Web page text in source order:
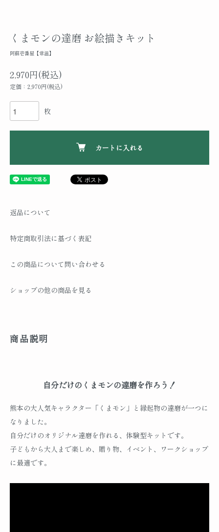
くまモンの達磨 お絵描きキット
阿蘇壱番屋【常温】
2,970円(税込)
定価：2,970円(税込)
枚
カートに入れる
返品について
特定商取引法に基づく表記
この商品について問い合わせる
ショップの他の商品を見る
商品説明
自分だけのくまモンの達磨を作ろう！
熊本の大人気キャラクター「くまモン」と縁起物の達磨が一つに
なりました。
自分だけのオリジナル達磨を作れる、体験型キットです。
子どもから大人まで楽しめ、贈り物、イベント、ワークショップ
に最適です。